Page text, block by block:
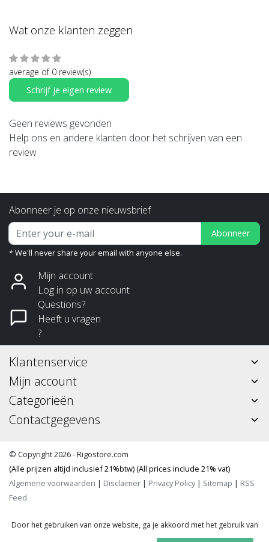
Wat onze klanten zeggen
average of 0 review(s)
Schrijf je eigen review
Geen reviews gevonden
Help ons en andere klanten door het schrijven van een
review
Abonneer je op onze nieuwsbrief
Abonneer
* We'll never share your email with anyone else.
Mijn account
Log in op uw account
Questions?
Heeft u vragen
?
Klantenservice
Mijn account
Categorieën
Contactgegevens
© Copyright 2026 - Rigostore.com
(Alle prijzen altijd inclusief 21%btw) (All prices include 21% vat)
Algemene voorwaarden | Disclaimer | Privacy Policy| Sitemap | RSS
Feed
Door het gebruiken van onze website, ga je akkoord met het gebruik van